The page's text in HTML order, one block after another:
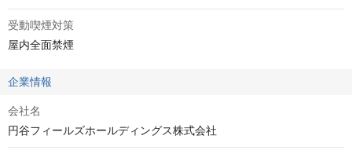
受動喫煙対策
屋内全面禁煙
企業情報
会社名
円谷フィールズホールディングス株式会社